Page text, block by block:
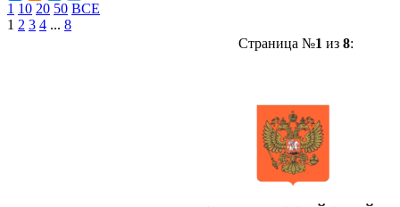
1 10 20 50 ВСЕ
1 2 3 4 ... 8
Страница №1 из 8: